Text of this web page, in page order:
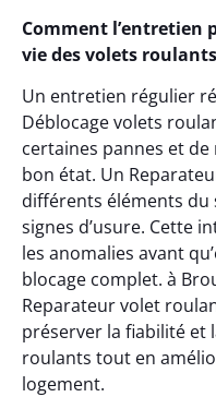
Comment l’entretien
vie des volets
Un entretien régulier
Déblocage volets
certaines pannes et
bon état. Un
différents éléments du
signes d’usure. Cette
les anomalies avant
blocage complet. à
Reparateur volet
préserver la fiabilité et
roulants tout en
logement.